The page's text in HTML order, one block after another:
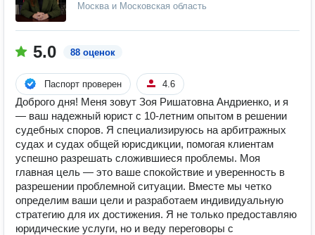
Москва и Московская область
5.0 88 оценок
Паспорт проверен 4.6
Доброго дня! Меня зовут Зоя Ришатовна Андриенко, и я
— ваш надежный юрист с 10-летним опытом в решении
судебных споров. Я специализируюсь на арбитражных
судах и судах общей юрисдикции, помогая клиентам
успешно разрешать сложившиеся проблемы. Моя
главная цель — это ваше спокойствие и уверенность в
разрешении проблемной ситуации. Вместе мы четко
определим ваши цели и разработаем индивидуальную
стратегию для их достижения. Я не только предоставляю
юридические услуги, но и веду переговоры с